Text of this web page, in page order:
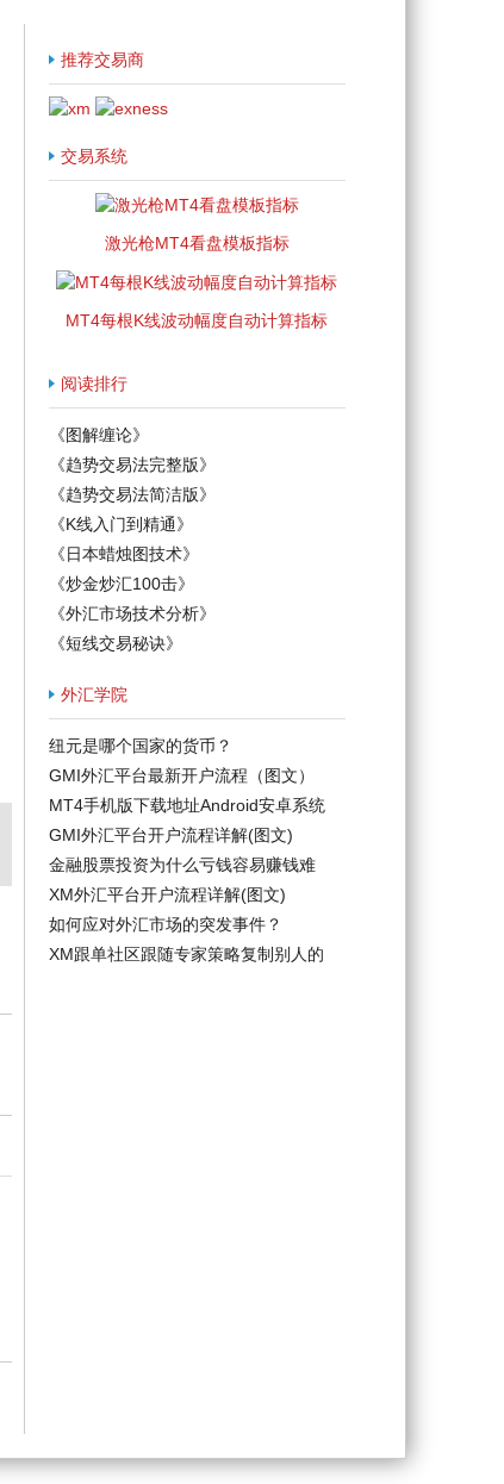
推荐交易商
交易系统
激光枪MT4看盘模板指标
MT4每根K线波动幅度自动计算指标
阅读排行
《图解缠论》
《趋势交易法完整版》
《趋势交易法简洁版》
《K线入门到精通》
《日本蜡烛图技术》
《炒金炒汇100击》
《外汇市场技术分析》
《短线交易秘诀》
外汇学院
纽元是哪个国家的货币？
GMI外汇平台最新开户流程（图文）
MT4手机版下载地址Android安卓系统
GMI外汇平台开户流程详解(图文)
金融股票投资为什么亏钱容易赚钱难
XM外汇平台开户流程详解(图文)
如何应对外汇市场的突发事件？
XM跟单社区跟随专家策略复制别人的